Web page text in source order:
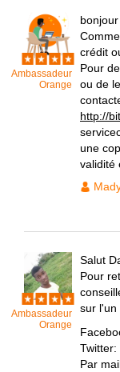
Ambassadeur
Orange
bonjour
crédit
Pour
ou de
http://
une
validité
Ambassadeur
Orange
Salut
Pour
sur l'un
Twitter:
Par